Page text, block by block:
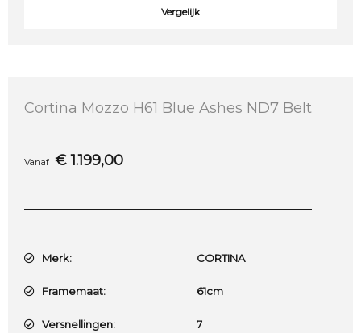
Vergelijk
Cortina Mozzo H61 Blue Ashes ND7 Belt
Vanaf € 1.199,00
Merk: CORTINA
Framemaat: 61cm
Versnellingen: 7